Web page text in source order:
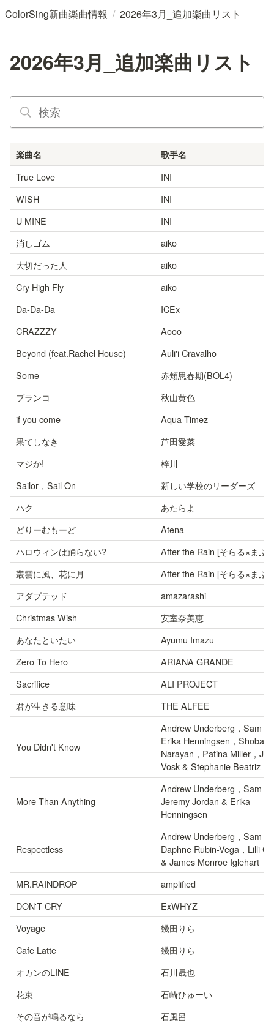
ColorSing新曲楽曲情報 / 2026年3月_追加楽曲リスト
2026年3月_追加楽曲リスト
楽曲名 歌手名
True Love
INI
WISH
INI
U MINE
INI
消しゴム
aiko
大切だった人
aiko
Cry High Fly
aiko
Da-Da-Da
ICEx
CRAZZZY
Aooo
Beyond (feat.Rachel House)
Auli'i Cravalho
Some
赤頬思春期(BOL4)
ブランコ
秋山黄色
if you come
Aqua Timez
果てしなき
芦田愛菜
マジか!
梓川
Sailor，Sail On
新しい学校のリーダーズ
ハク
あたらよ
どりーむもーど
Atena
ハロウィンは踊らない?
After the Rain [そらる×まふ
叢雲に風、花に月
After the Rain [そらる×まふ
アダプテッド
amazarashi
Christmas Wish
安室奈美恵
あなたといたい
Ayumu Imazu
Zero To Hero
ARIANA GRANDE
Sacrifice
ALI PROJECT
君が生きる意味
THE ALFEE
You Didn't Know
Andrew Underberg，Sam
Erika Henningsen，Shoba
Narayan，Patina Miller，
Vosk & Stephanie Beatriz
More Than Anything
Andrew Underberg，Sam
Jeremy Jordan & Erika
Henningsen
Respectless
Andrew Underberg，Sam
Daphne Rubin-Vega，Lilli
& James Monroe Iglehart
MR.RAINDROP
amplified
DON'T CRY
ExWHYZ
Voyage
幾田りら
Cafe Latte
幾田りら
オカンのLINE
石川晟也
花束
石崎ひゅーい
その音が鳴るなら
石風呂